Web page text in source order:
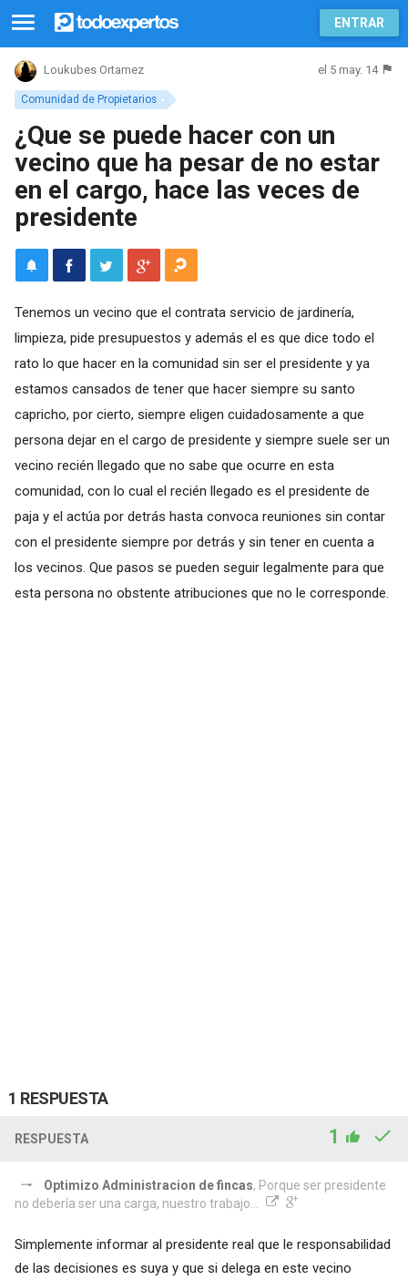
ENTRAR
Comunidad de Propietarios
Loukubes Ortamez el 5 may. 14
¿Que se puede hacer con un
vecino que ha pesar de no estar
en el cargo, hace las veces de
presidente
Tenemos un vecino que el contrata servicio de jardinería,
limpieza, pide presupuestos y además el es que dice todo el
rato lo que hacer en la comunidad sin ser el presidente y ya
estamos cansados de tener que hacer siempre su santo
capricho, por cierto, siempre eligen cuidadosamente a que
persona dejar en el cargo de presidente y siempre suele ser un
vecino recién llegado que no sabe que ocurre en esta
comunidad, con lo cual el recién llegado es el presidente de
paja y el actúa por detrás hasta convoca reuniones sin contar
con el presidente siempre por detrás y sin tener en cuenta a
los vecinos. Que pasos se pueden seguir legalmente para que
esta persona no obstente atribuciones que no le corresponde.
1 RESPUESTA
RESPUESTA 1
Optimizo Administracion de fincas, Porque ser presidente
no debería ser una carga, nuestro trabajo...
Simplemente informar al presidente real que le responsabilidad
de las decisiones es suya y que si delega en este vecino